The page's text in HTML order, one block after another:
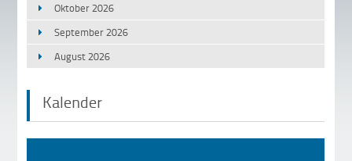
Oktober 2026
September 2026
August 2026
Kalender